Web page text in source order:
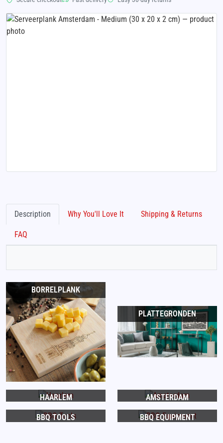
Description Why You'll Love It Shipping & Returns
FAQ
BORRELPLANK
PLATTEGRONDEN
HAARLEM AMSTERDAM
BBQ TOOLS BBQ EQUIPMENT